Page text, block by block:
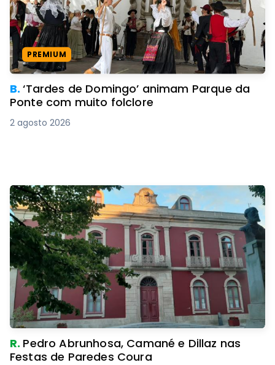
PREMIUM
B.‘Tardes de Domingo’ animam Parque da
Ponte com muito folclore
2 agosto 2026
R. Pedro Abrunhosa, Camané e Dillaz nas
Festas de Paredes Coura